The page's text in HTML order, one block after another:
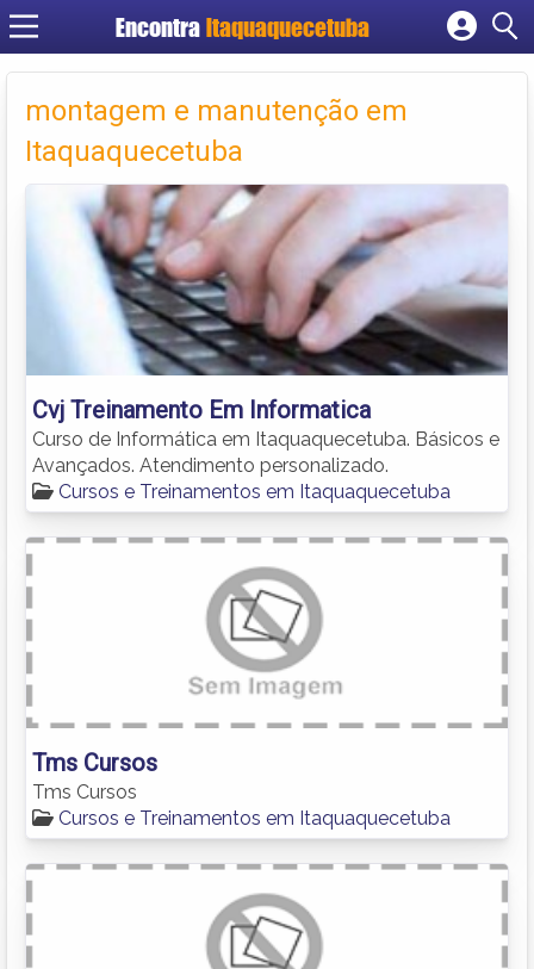
Encontra Itaquaquecetuba
Cadastrar empresa
Fazer login
Criar conta
montagem e manutenção em
Itaquaquecetuba
Cvj Treinamento Em Informatica
Curso de Informática em Itaquaquecetuba. Básicos e
Avançados. Atendimento personalizado.
Cursos e Treinamentos em Itaquaquecetuba
Tms Cursos
Tms Cursos
Cursos e Treinamentos em Itaquaquecetuba